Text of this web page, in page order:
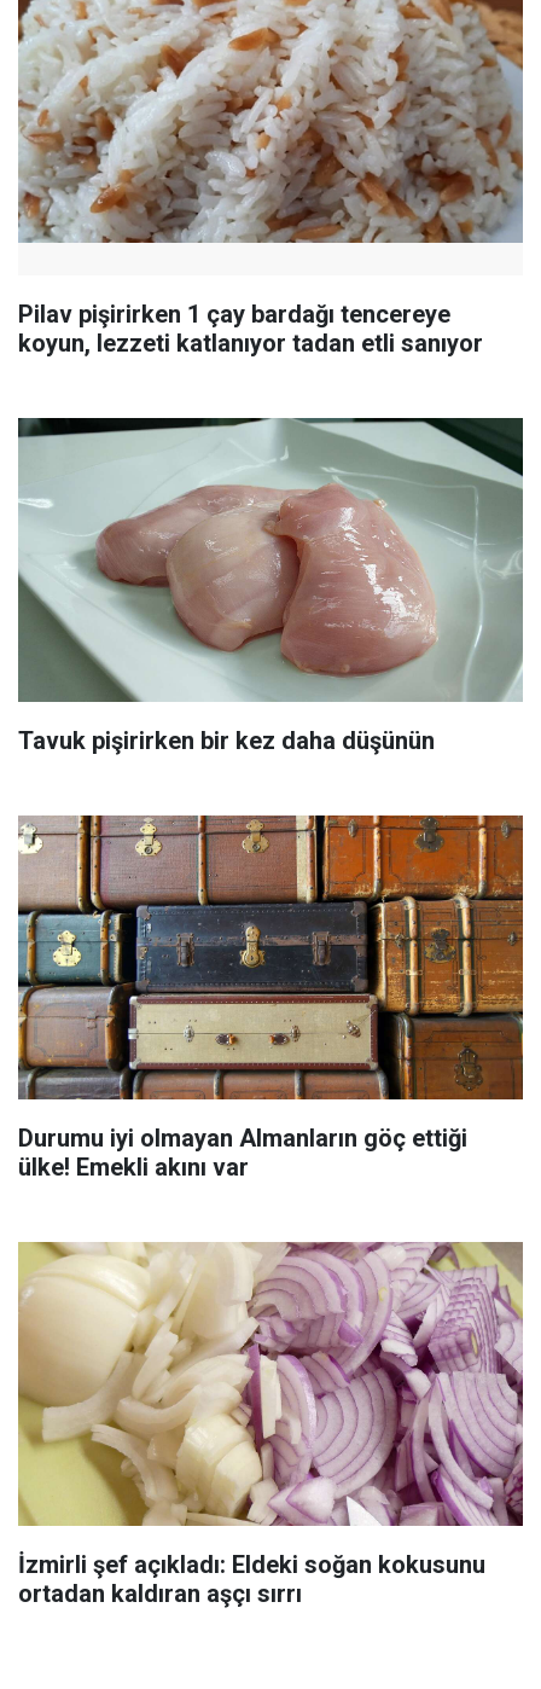
Pilav pişirirken 1 çay bardağı tencereye
koyun, lezzeti katlanıyor tadan etli sanıyor
Tavuk pişirirken bir kez daha düşünün
Durumu iyi olmayan Almanların göç ettiği
ülke! Emekli akını var
İzmirli şef açıkladı: Eldeki soğan kokusunu
ortadan kaldıran aşçı sırrı